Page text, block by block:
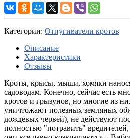
Категории: Отпугиватели кротов
Описание
Характеристики
Отзывы
Кроты, крысы, мыши, хомяки
садоводам. Конечно, сейчас есть
кротов и грызунов, но многие из
уничтожают полезных земляных
дождевых червей), не действуют
полностью "потравить" вредителей,